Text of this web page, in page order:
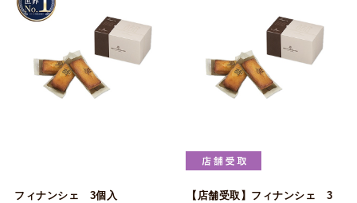
フィナンシェ 3個入
【店舗受取】フィナンシェ 3